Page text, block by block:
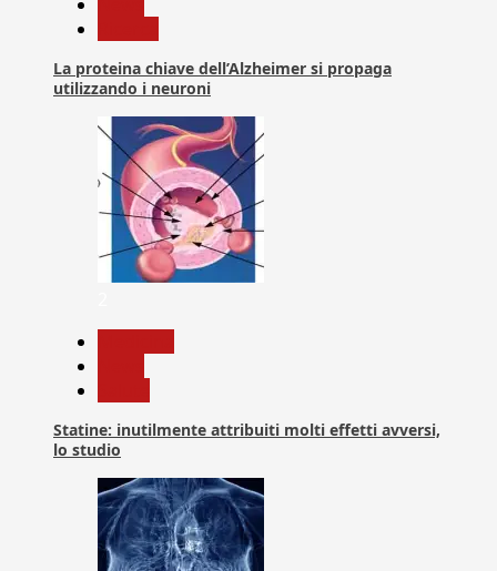
La proteina chiave dell’Alzheimer si propaga
utilizzando i neuroni
Statine: inutilmente attribuiti molti effetti avversi,
lo studio